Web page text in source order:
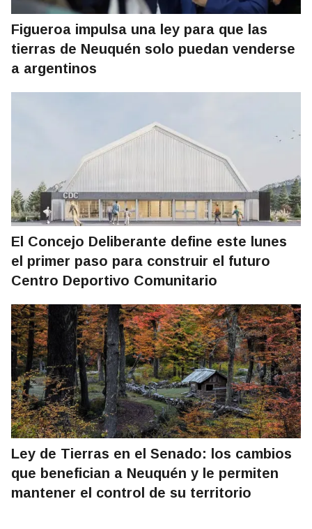
Figueroa impulsa una ley para que las
tierras de Neuquén solo puedan venderse
a argentinos
El Concejo Deliberante define este lunes
el primer paso para construir el futuro
Centro Deportivo Comunitario
Ley de Tierras en el Senado: los cambios
que benefician a Neuquén y le permiten
mantener el control de su territorio